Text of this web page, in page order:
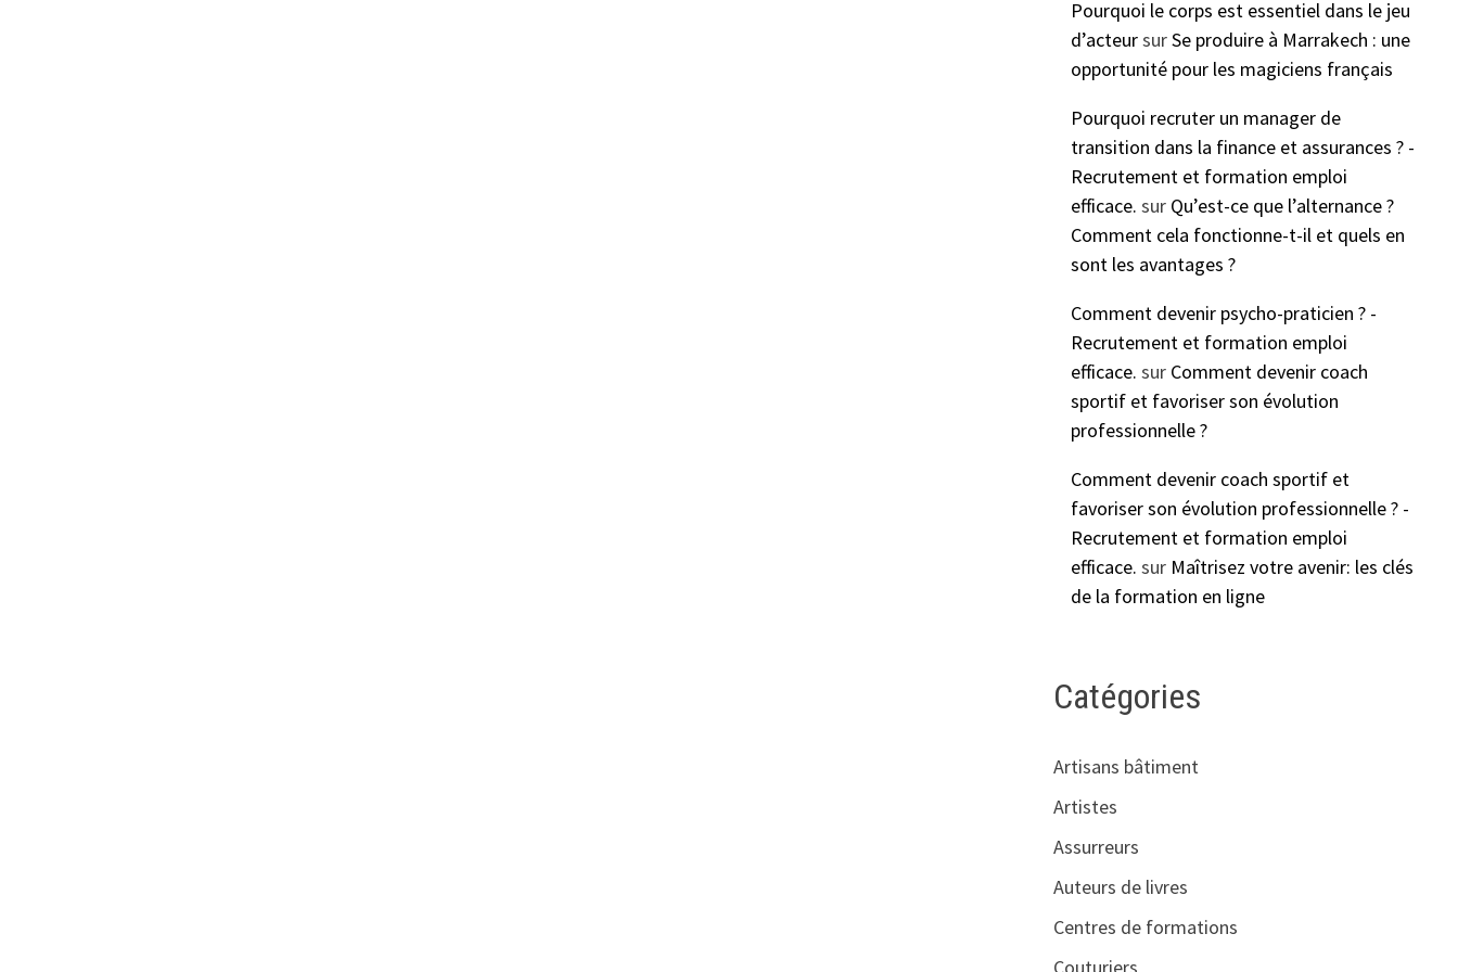
Pourquoi le corps est essentiel dans le jeu
d’acteursurSe produire à Marrakech : une
opportunité pour les magiciens français
Pourquoi recruter un manager de
transition dans la finance et assurances ? -
Recrutement et formation emploi
efficace. sur Qu’est-ce que l’alternance ?
Comment cela fonctionne-t-il et quels en
sont les avantages ?
Comment devenir psycho-praticien ? -
Recrutement et formation emploi
efficace. sur Comment devenir coach
sportif et favoriser son évolution
professionnelle ?
Comment devenir coach sportif et
favoriser son évolution professionnelle ? -
Recrutement et formation emploi
efficace. sur Maîtrisez votre avenir: les clés
de la formation en ligne
Catégories
Artisans bâtiment
Artistes
Assurreurs
Auteurs de livres
Centres de formations
Couturiers